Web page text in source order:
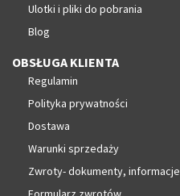
Ulotki i pliki do pobrania
Blog
OBSŁUGA KLIENTA
Regulamin
Polityka prywatności
Dostawa
Warunki sprzedaży
Zwroty- dokumenty, informacje